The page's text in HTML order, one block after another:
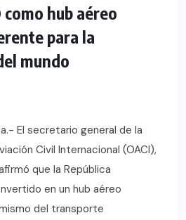
como hub aéreo
para la
mundo
El secretario general de la
Civil Internacional (OACI),
que la República
en un hub aéreo
del transporte